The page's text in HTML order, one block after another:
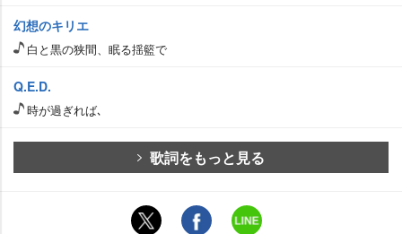
幻想のキリエ
白と黒の狭間、眠る揺籃で
Q.E.D.
時が過ぎれば､
歌詞をもっと見る